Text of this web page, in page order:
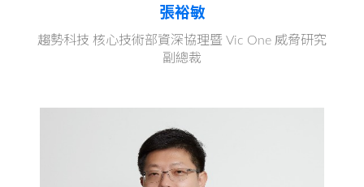
張裕敏
趨勢科技 核心技術部資深協理暨 Vic One 威脅研究
副總裁